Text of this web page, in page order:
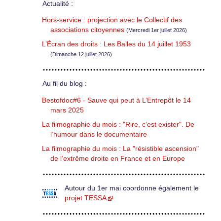
Actualité :
Hors-service : projection avec le Collectif des
associations citoyennes (Mercredi 1er juillet 2026)
L’Écran des droits : Les Balles du 14 juillet 1953
(Dimanche 12 juillet 2026)
Au fil du blog :
Bestofdoc#6 - Sauve qui peut à L’Entrepôt le 14
mars 2025
La filmographie du mois : "Rire, c’est exister". De
l’humour dans le documentaire
La filmographie du mois : La "résistible ascension"
de l’extrême droite en France et en Europe
Autour du 1er mai coordonne également le
projet TESSA